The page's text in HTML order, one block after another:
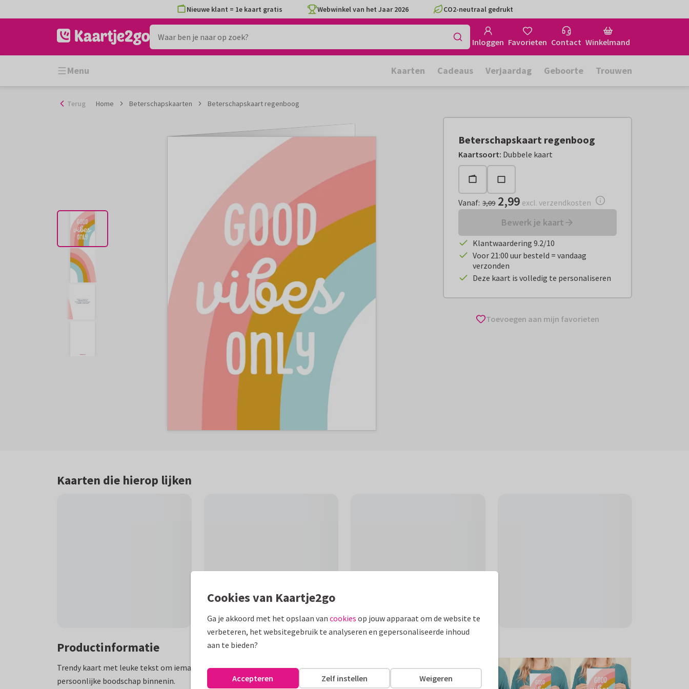
naar
Nieuwe klant = 1e kaart gratis Webwinkel van het Jaar 2026 CO2-neutraal gedrukt
Inloggen Favorieten Contact Winkelmand
Menu Kaarten Cadeaus Verjaardag Geboorte Trouwen
Terug Home Beterschapskaarten Beterschapskaart regenboog
Beterschapskaart regenboog
Kaartsoort: Dubbele kaart
Vanaf:€ 2,99 excl. verzendkosten
Vanaf: 3,09 2,99 excl. verzendkosten
Bewerk je kaart
Klantwaardering 9.2/10
Voor 21:00 uur besteld = vandaag
verzonden
Deze kaart is volledig te personaliseren
Toevoegen aan mijn favorieten
Kaarten die hierop lijken
Productinformatie
Trendy kaart met leuke tekst om iemand veel beterschap te wensen. Schrijf een
persoonlijke boodschap binnenin.
Cookies van Kaartje2go
Ga je akkoord met het opslaan van cookies op jouw apparaat om de website te
verbeteren, het websitegebruik te analyseren en gepersonaliseerde inhoud
aan te bieden?
Weigeren
Zelf instellen
Accepteren